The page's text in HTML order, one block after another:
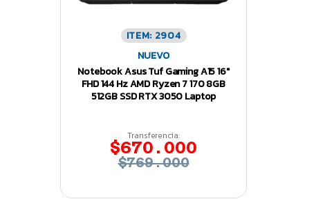
ITEM: 2904
NUEVO
Notebook Asus Tuf Gaming A15 16″
FHD 144 Hz AMD Ryzen 7 170 8GB
512GB SSD RTX 3050 Laptop
Transferencia:
$670.000
$769.000